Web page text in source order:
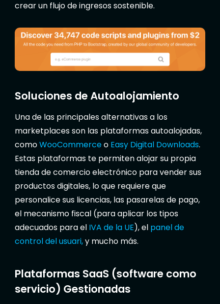
crear un flujo de ingresos sostenible.
Soluciones de Autoalojamiento
Una de las principales alternativas a los
marketplaces son las plataformas autoalojadas,
comoWooCommerceo Easy Digital Downloads.
Estas plataformas te permiten alojar su propia
tienda de comercio electrónico para vender sus
productos digitales, lo que requiere que
personalice sus licencias, las pasarelas de pago,
el mecanismo fiscal (para aplicar los tipos
adecuados para el IVA de la UE), el panel de
control del usuari,y mucho más.
Plataformas SaaS (software como
servicio) Gestionadas